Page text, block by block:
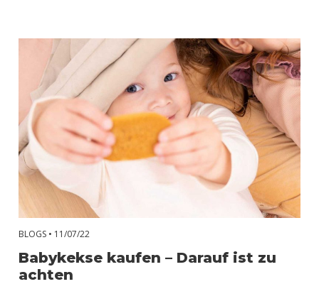
BLOGS • 11/07/22
Babykekse kaufen – Darauf ist zu
achten